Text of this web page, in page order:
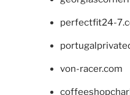
perfectfit24-
von-racer.com